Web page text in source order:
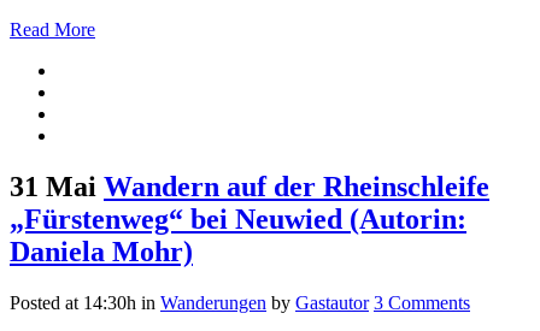
Read More
31 Mai Wandern auf der Rheinschleife
„Fürstenweg“ bei Neuwied (Autorin:
Daniela Mohr)
Posted at 14:30h in Wanderungen by Gastautor 3 Comments